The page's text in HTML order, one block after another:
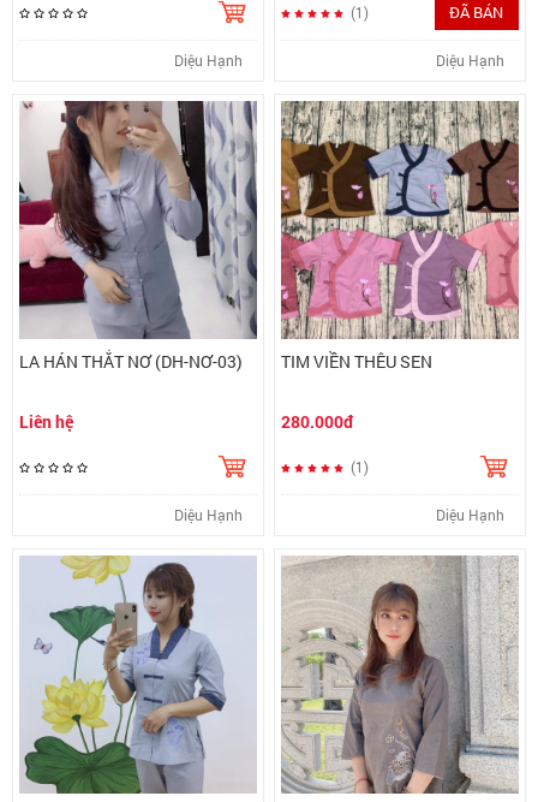
Diệu Hạnh
(1) ĐÃ BÁN
Diệu Hạnh
LA HÁN THẮT NƠ (DH-NƠ-03)
Liên hệ
Diệu Hạnh
TIM VIỀN THÊU SEN
280.000đ
(1)
Diệu Hạnh